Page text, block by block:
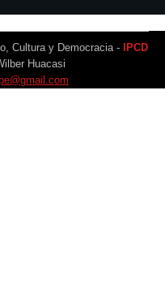
Cultura y Democracia - IPCD
Huacasi